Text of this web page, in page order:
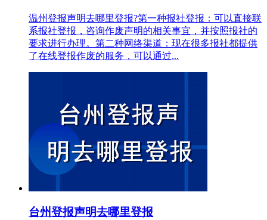
温州登报声明去哪里登报?第一种报社登报：可以直接联
系报社登报，咨询作废声明的相关事宜，并按照报社的
要求进行办理。第二种网络渠道：现在很多报社都提供
了在线登报作废的服务，可以通过...
台州登报声明去哪里登报